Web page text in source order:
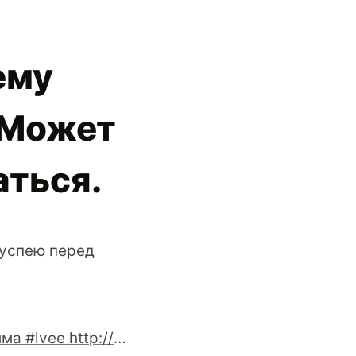
перед
Программа #lvee http://t.co/sR2OrO5u http://t.co/e5vUDUT9